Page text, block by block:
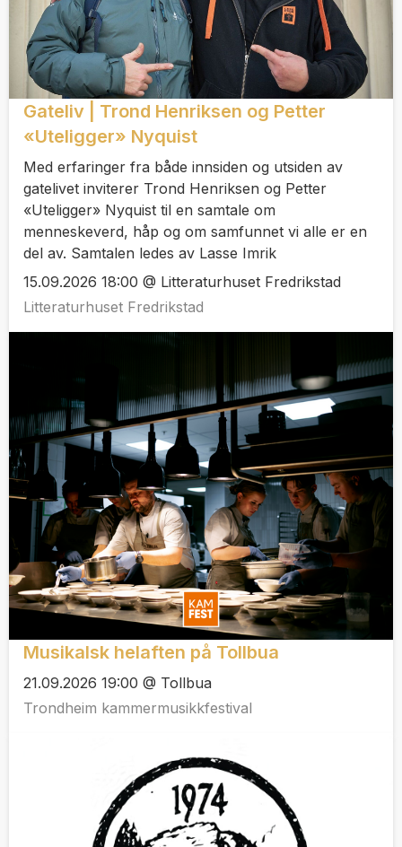
Gateliv | Trond Henriksen og Petter
«Uteligger» Nyquist
Med erfaringer fra både innsiden og utsiden av
gatelivet inviterer Trond Henriksen og Petter
«Uteligger» Nyquist til en samtale om
menneskeverd, håp og om samfunnet vi alle er en
del av. Samtalen ledes av Lasse Imrik
15.09.2026 18:00 @ Litteraturhuset Fredrikstad
Litteraturhuset Fredrikstad
Musikalsk helaften på Tollbua
21.09.2026 19:00 @ Tollbua
Trondheim kammermusikkfestival